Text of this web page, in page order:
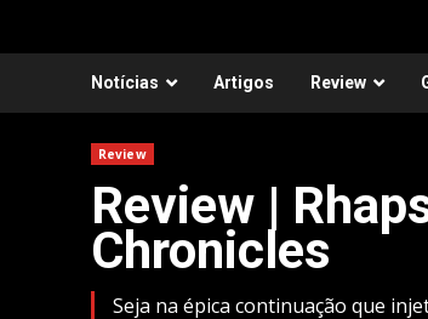
Notícias Artigos Review
Review
Review |
Chronicles
Seja na épica continuação que